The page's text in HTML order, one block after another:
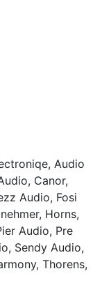
, Audio
, Canor,
Audio, Fosi
, Horns,
Audio, Pre
, Sendy Audio,
, Thorens,